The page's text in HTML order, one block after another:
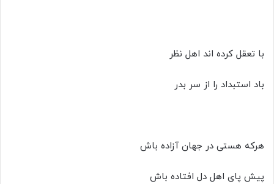
با تعقل کرده اند اهل نظر
باد استبداد را از سر بدر
هرکه هستی در جهان آزاده باش
پیش پای اهل دل افتاده باش